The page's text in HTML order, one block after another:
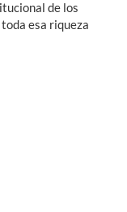
de los
esa riqueza